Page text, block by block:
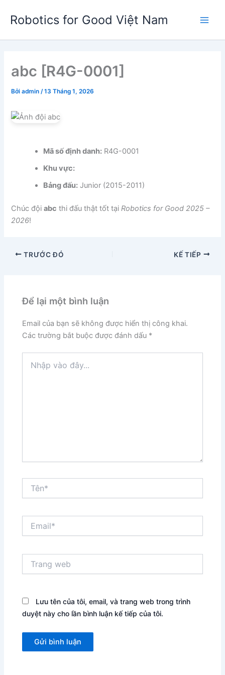
dung
Robotics for Good Việt Nam
abc [R4G-0001]
Bởiadmin /13 Tháng 1, 2026
Mã số định danh: R4G-0001
Khu vực:
Bảng đấu: Junior (2015-2011)
Chúc độiabc thi đấu thật tốt tại Robotics for Good 2025 –
2026!
TRƯỚC ĐÓ KẾ TIẾP
Để lại một bình luận
Email của bạn sẽ không được hiển thị công khai.
Các trường bắt buộc được đánh dấu *
vào
web
Lưu tên của tôi, email, và trang web trong trình
duyệt này cho lần bình luận kế tiếp của tôi.